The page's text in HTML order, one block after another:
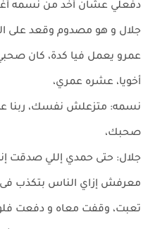
دفعلي عشان أخد من نسمه
جلال و هو مصدوم وقعد على
عمرو يعمل فيا كدة، كان
أخويا، عشره عمري،
نسمه: متزعلش نفسك، ربنا
صحبك،
جلال: حتى حمدي إللي صدقت
معرفش إزاي الناس بتكذب فى
تعبت، وقفت معاه و دفعت